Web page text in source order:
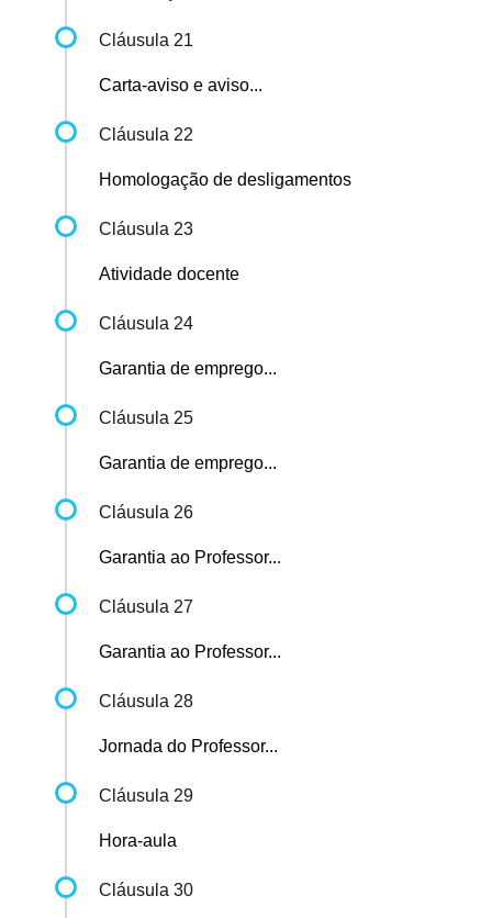
Cláusula 21
Carta-aviso e aviso...
Cláusula 22
Homologação de desligamentos
Cláusula 23
Atividade docente
Cláusula 24
Garantia de emprego...
Cláusula 25
Garantia de emprego...
Cláusula 26
Garantia ao Professor...
Cláusula 27
Garantia ao Professor...
Cláusula 28
Jornada do Professor...
Cláusula 29
Hora-aula
Cláusula 30